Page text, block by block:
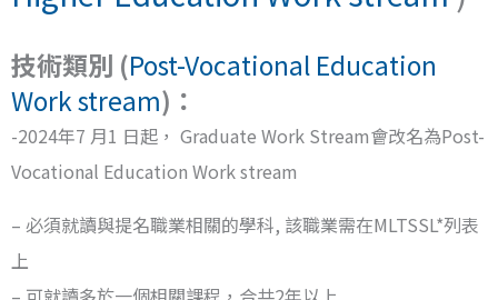
技術類別 (Post-Vocational Education
Work stream)：
-2024年7 月1 日起， Graduate Work Stream會改名為Post-
Vocational Education Work stream
– 必須就讀與提名職業相關的學科, 該職業需在MLTSSL*列表
上